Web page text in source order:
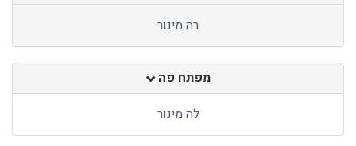
רה מינור
מפתח פה
לה מינור